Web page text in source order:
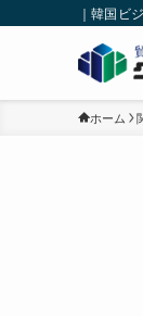
｜韓国ビ
ホーム